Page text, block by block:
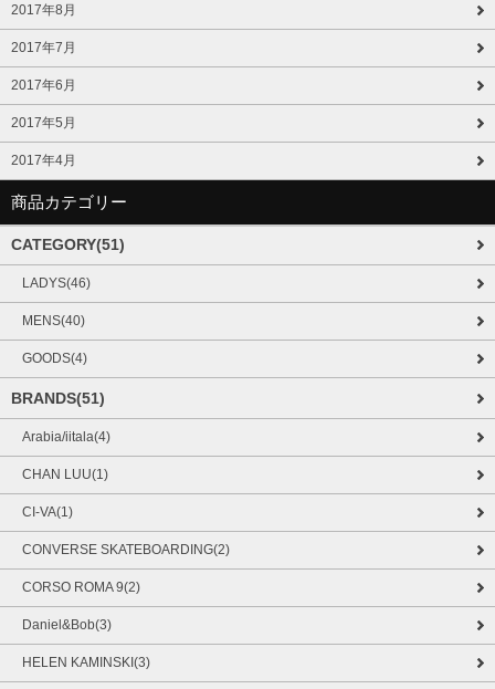
2017年8月
2017年7月
2017年6月
2017年5月
2017年4月
商品カテゴリー
CATEGORY(51)
LADYS(46)
MENS(40)
GOODS(4)
BRANDS(51)
Arabia/iitala(4)
CHAN LUU(1)
CI-VA(1)
CONVERSE SKATEBOARDING(2)
CORSO ROMA 9(2)
Daniel&Bob(3)
HELEN KAMINSKI(3)